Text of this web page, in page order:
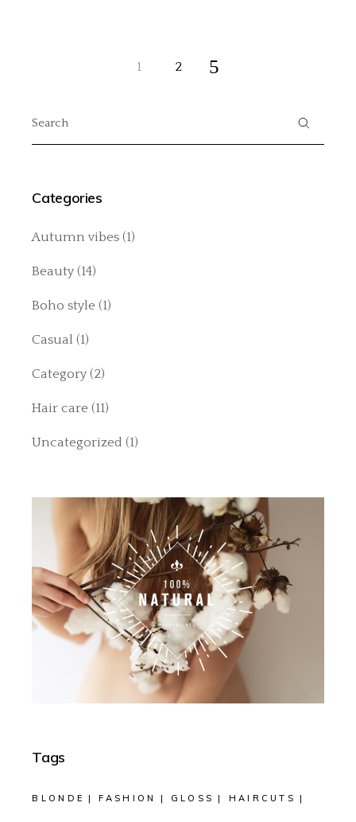
pagination
1 2
for:
Categories
Autumn vibes (1)
Beauty (14)
Boho style (1)
Casual (1)
Category (2)
Hair care (11)
Uncategorized (1)
Tags
BLONDE FASHION GLOSS HAIRCUTS